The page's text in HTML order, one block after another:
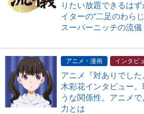
りたい放題できるは
イターの“二足のわら
スーパーニッチの流儀
アニメ・漫画 インタビ
アニメ『対ありでし
木彩花インタビュー。
うな関係性。アニメ
力とは